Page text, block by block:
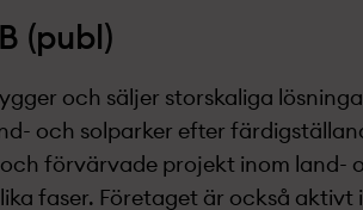
(publ)
och säljer storskaliga
och solparker efter
förvärvade projekt­ inom land-
faser. Företaget är också